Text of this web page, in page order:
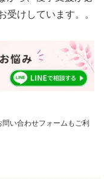
受けしています。。
い合わせフォームもご利